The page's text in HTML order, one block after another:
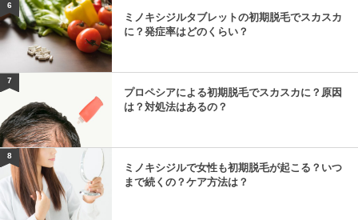
6
ミノキシジルタブレットの初期脱毛でスカスカ
に？発症率はどのくらい？
7
プロペシアによる初期脱毛でスカスカに？原因
は？対処法はあるの？
8
ミノキシジルで女性も初期脱毛が起こる？いつ
まで続くの？ケア方法は？